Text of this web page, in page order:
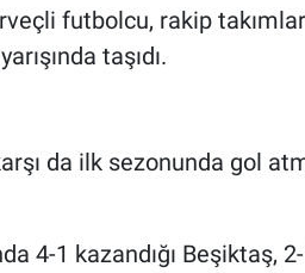
futbolcu, rakip takımlar
taşıdı.
da ilk sezonunda gol
4-1 kazandığı Beşiktaş,